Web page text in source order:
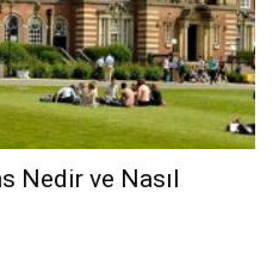
Nedir ve Nasıl